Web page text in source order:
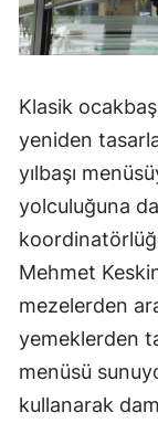
Klasik
yeniden
yılbaşı
yolculuğuna
Mehmet
mezelerden
yemeklerden
menüsü
kullanarak